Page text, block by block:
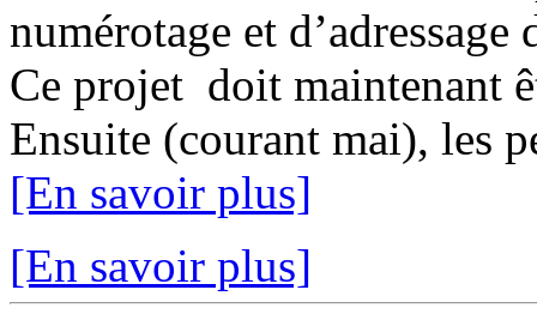
numérotage et
Ce projet doit maintenant
Ensuite (courant mai), les
[En savoir plus]
[En savoir plus]